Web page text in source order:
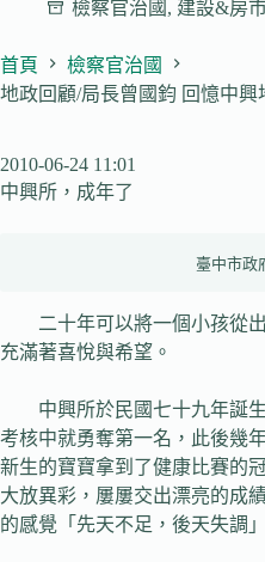
檢察官治國 , 建設&房
首頁
檢察官治國
地政回顧/局長曾國鈞 回憶中興
2010-06-24 11:01
中興所，成年了
二十年可以將一個小孩從出
充滿著喜悅與希望。
中興所於民國七十九年誕生
考核中就勇奪第一名，此後幾
新生的寶寶拿到了健康比賽的
大放異彩，屢屢交出漂亮的成
的感覺「先天不足，後天失調